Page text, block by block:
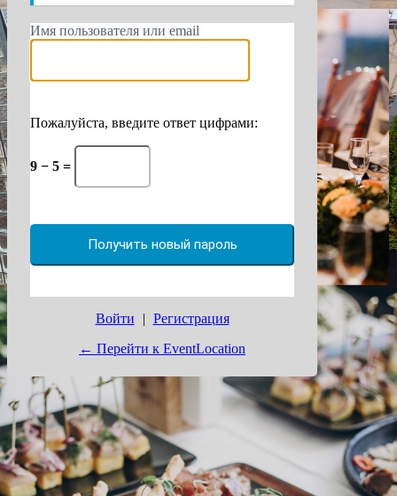
Имя пользователя или email
Пожалуйста, введите ответ цифрами:
9 − 5 =
Войти | Регистрация
← Перейти к EventLocation